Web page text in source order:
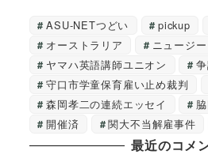
ASU-NETつどい pickup
オーストラリア
ニュージ
ヤマハ英語講師ユニオン
守口市学童保育雇い止め裁判
森岡孝二の連続エッセイ
開催済
関大不当解雇事件
最近のコメ